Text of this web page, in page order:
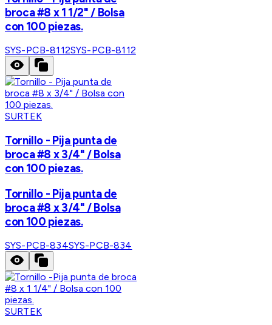
broca #8 x 1 1/2" / Bolsa
con 100 piezas.
SYS-PCB-8112SYS-PCB-8112
SURTEK
Tornillo - Pija punta de
broca #8 x 3/4" / Bolsa
con 100 piezas.
Tornillo - Pija punta de
broca #8 x 3/4" / Bolsa
con 100 piezas.
SYS-PCB-834SYS-PCB-834
SURTEK